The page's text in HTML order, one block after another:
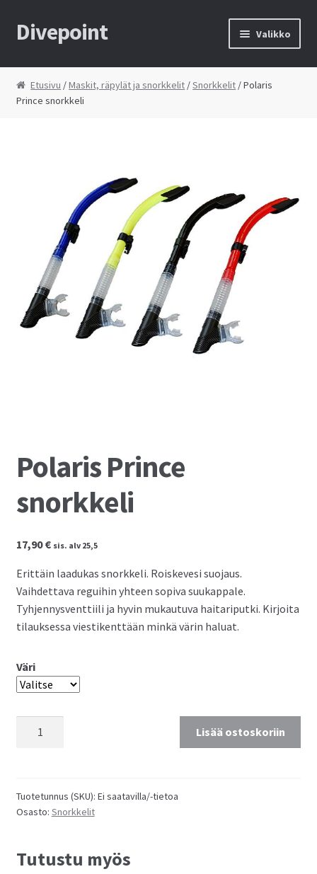
Siirry
navigointiin
Siirry
sisältöön
Divepoint Valikko
Etusivu
Tietosuojaseloste
Kauppa
Huolto
Ostoskori
Kassalle
Etusivu /Maskit, räpylät ja snorkkelit /Snorkkelit / Polaris
Prince snorkkeli
Polaris Prince
snorkkeli
17,90€ sis. alv 25,5
Erittäin laadukas snorkkeli. Roiskevesi suojaus.
Vaihdettava reguihin yhteen sopiva suukappale.
Tyhjennysventtiili ja hyvin mukautuva haitariputki. Kirjoita
tilauksessa viestikenttään minkä värin haluat.
Väri
Lisää ostoskoriin
Tuotetunnus (SKU): Ei saatavilla/-tietoa
Osasto: Snorkkelit
Tutustu myös